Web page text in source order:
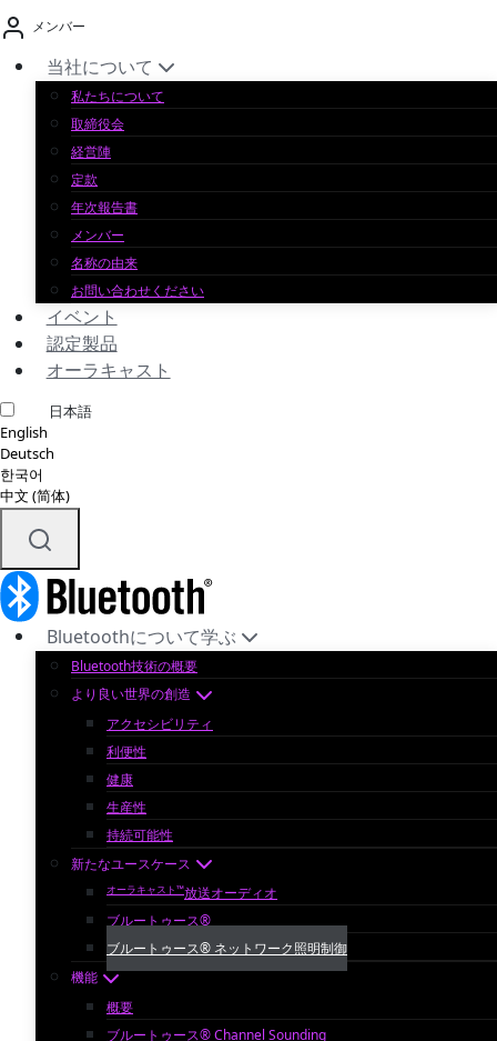
コ
ン
テ
メンバー
当社について
私たちについて
取締役会
経営陣
定款
年次報告書
メンバー
名称の由来
お問い合わせください
イベント
認定製品
オーラキャスト
日本語
English
Deutsch
한국어
中文 (简体)
Bluetoothについて学ぶ
Bluetooth技術の概要
より良い世界の創造
アクセシビリティ
利便性
健康
生産性
持続可能性
新たなユースケース
オーラキャスト™放送オーディオ
ブルートゥース®
ブルートゥース® ネットワーク照明制御
機能
概要
ブルートゥース® Channel Sounding